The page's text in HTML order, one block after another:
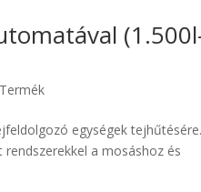
Termék
egységek
a mosáshoz és